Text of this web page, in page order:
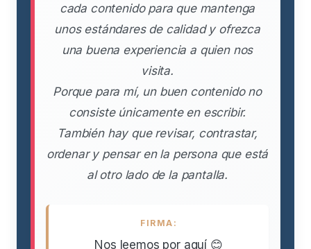
cada contenido para que mantenga
unos estándares de calidad y ofrezca
una buena experiencia a quien nos
visita.
Porque para mí, un buen contenido no
consiste únicamente en escribir.
También hay que revisar, contrastar,
ordenar y pensar en la persona que está
al otro lado de la pantalla.
FIRMA:
Nos leemos por aquí 😊